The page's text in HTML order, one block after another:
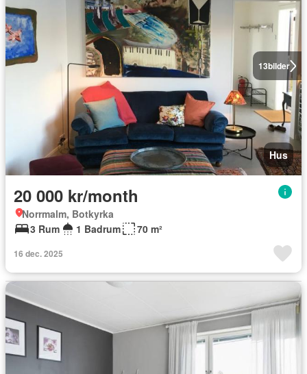
13bilder
Hus
20 000 kr/month
Norrmalm, Botkyrka
3 Rum
1 Badrum 70 m²
16 dec. 2025